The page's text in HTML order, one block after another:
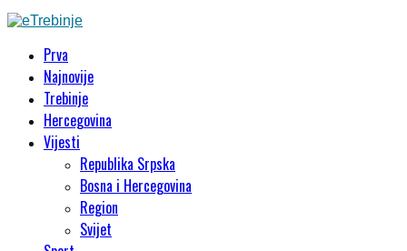
Prva
Najnovije
Trebinje
Hercegovina
Vijesti
Republika Srpska
Bosna i Hercegovina
Region
Svijet